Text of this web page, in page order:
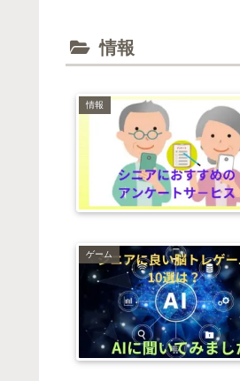
情報
情報
ゲーム